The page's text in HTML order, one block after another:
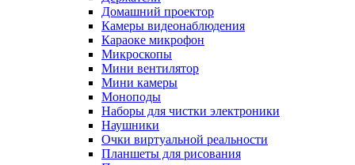
Домашний проектор
Камеры видеонаблюдения
Караоке микрофон
Микроскопы
Мини вентилятор
Мини камеры
Моноподы
Наборы для чистки электроники
Наушники
Очки виртуальной реальности
Планшеты для рисования